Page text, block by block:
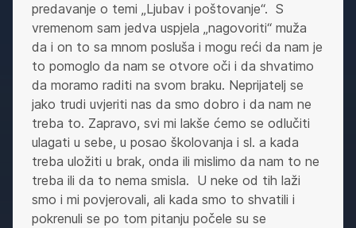
predavanje o temi „Ljubav i poštovanje“. S
vremenom sam jedva uspjela „nagovoriti“ muža
da i on to sa mnom posluša i mogu reći da nam je
to pomoglo da nam se otvore oči i da shvatimo
da moramo raditi na svom braku. Neprijatelj se
jako trudi uvjeriti nas da smo dobro i da nam ne
treba to. Zapravo, svi mi lakše ćemo se odlučiti
ulagati u sebe, u posao školovanja i sl. a kada
treba uložiti u brak, onda ili mislimo da nam to ne
treba ili da to nema smisla. U neke od tih laži
smo i mi povjerovali, ali kada smo to shvatili i
pokrenuli se po tom pitanju počele su se